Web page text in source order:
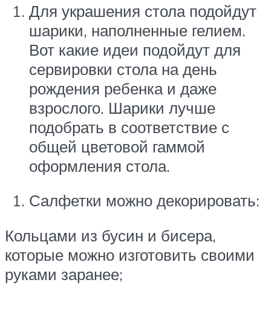
Для украшения стола подойдут
шарики, наполненные гелием.
Вот какие идеи подойдут для
сервировки стола на день
рождения ребенка и даже
взрослого. Шарики лучше
подобрать в соответствие с
общей цветовой гаммой
оформления стола.
Салфетки можно декорировать:
Кольцами из бусин и бисера,
которые можно изготовить своими
руками заранее;